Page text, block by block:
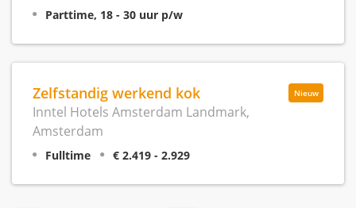
Parttime, 18 - 30 uur p/w
Nieuw
Zelfstandig werkend kok
Inntel Hotels Amsterdam Landmark,
Amsterdam
Fulltime € 2.419 - 2.929